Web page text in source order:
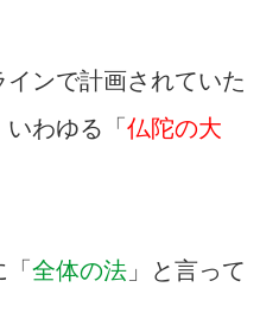
ンで計画されていた
いわゆる「 仏陀の大
全体の法 」と言って